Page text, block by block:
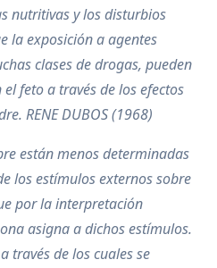
nutritivas y los disturbios
la exposición a agentes
clases de drogas, pueden
feto a través de los efectos
RENE DUBOS (1968)
están menos determinadas
los estímulos externos sobre
por la interpretación
asigna a dichos estímulos.
través de los cuales se